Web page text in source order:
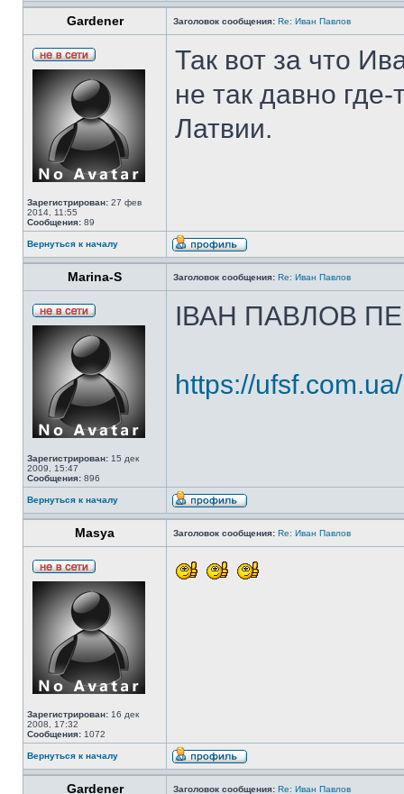
Gardener Заголовок сообщения: Re: Иван Павлов
Зарегистрирован: 27 фев
2014, 11:55
Сообщения: 89
Так вот за что
не так давно
Латвии.
Вернуться к началу
Marina-S Заголовок сообщения: Re: Иван Павлов
Зарегистрирован: 15 дек
2009, 15:47
Сообщения: 896
ІВАН ПАВЛОВ
https://
Вернуться к началу
Masya Заголовок сообщения: Re: Иван Павлов
Зарегистрирован: 16 дек
2008, 17:32
Сообщения: 1072
Вернуться к началу
Gardener Заголовок сообщения: Re: Иван Павлов